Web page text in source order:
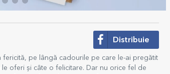
Distribuie
fericită, pe lângă cadourile pe care le-ai pregătit
oferi și câte o felicitare. Dar nu orice fel de